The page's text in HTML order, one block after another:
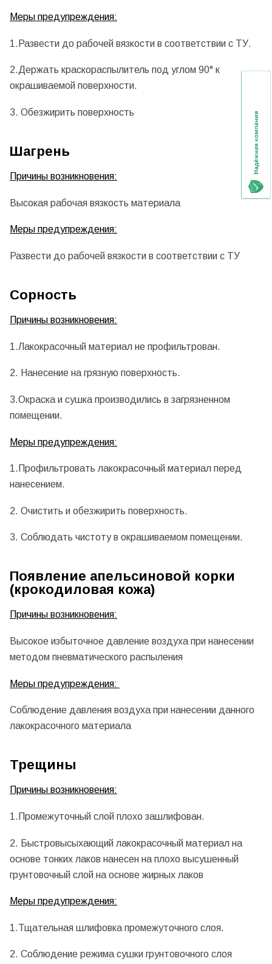
Меры предупреждения:
1.Развести до рабочей вязкости в соответствии с ТУ.
2.Держать краскораспылитель под углом 90° к
окрашиваемой поверхности.
3. Обезжирить поверхность
Шагрень
Причины возникновения:
Высокая рабочая вязкость материала
Меры предупреждения:
Развести до рабочей вязкости в соответствии с ТУ
Сорность
Причины возникновения:
1.Лакокрасочный материал не профильтрован.
2. Нанесение на грязную поверхность.
3.Окраска и сушка производились в загрязненном
помещении.
Меры предупреждения:
1.Профильтровать лакокрасочный материал перед
нанесением.
2. Очистить и обезжирить поверхность.
3. Соблюдать чистоту в окрашиваемом помещении.
Появление апельсиновой корки
(крокодиловая кожа)
Причины возникновения:
Высокое избыточное давление воздуха при нанесении
методом пневматического распыления
Меры предупреждения:
Соблюдение давления воздуха при нанесении данного
лакокрасочного материала
Трещины
Причины возникновения:
1.Промежуточный слой плохо зашлифован.
2. Быстровысыхающий лакокрасочный материал на
основе тонких лаков нанесен на плохо высушенный
грунтовочный слой на основе жирных лаков
Меры предупреждения:
1.Тщательная шлифовка промежуточного слоя.
2. Соблюдение режима сушки грунтовочного слоя